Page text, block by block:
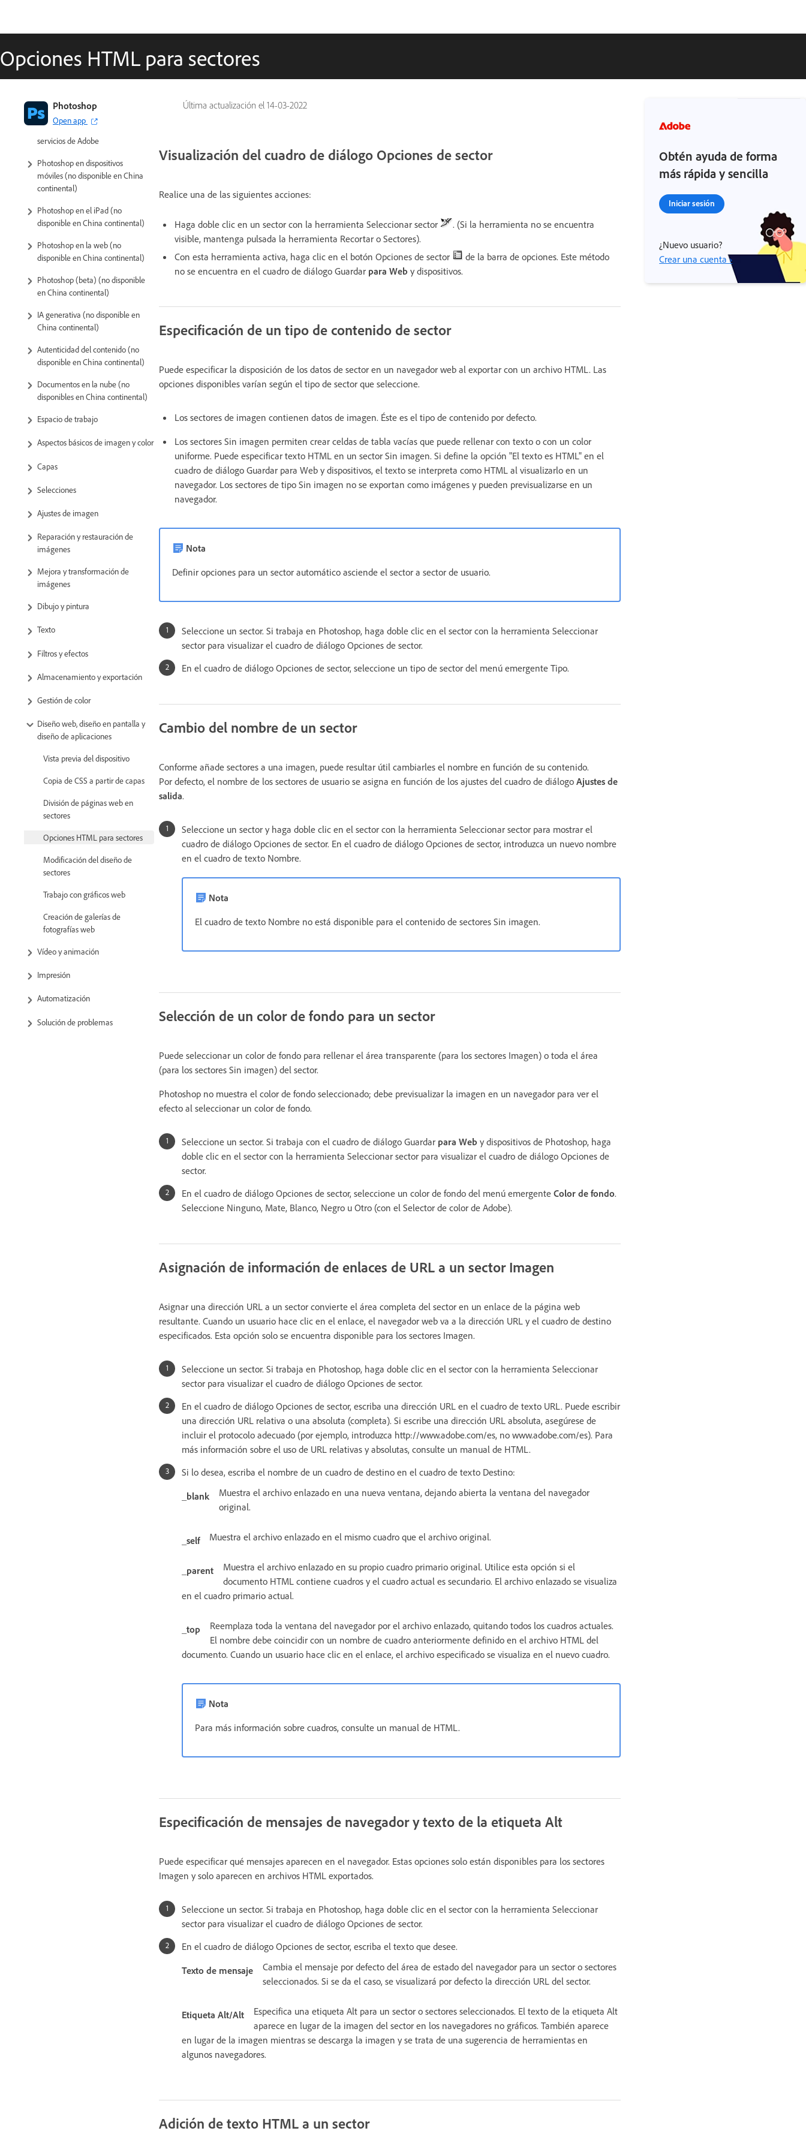
Opciones HTML para sectores
Última actualización el 14-03-2022
Photoshop
Open app
Introducción a Photoshop
Photoshop y otros productos y
servicios de Adobe
Photoshop en dispositivos
móviles (no disponible en China
continental)
Photoshop en el iPad (no
disponible en China continental)
Photoshop en la web (no
disponible en China continental)
Photoshop (beta) (no disponible
en China continental)
IA generativa (no disponible en
China continental)
Autenticidad del contenido (no
disponible en China continental)
Documentos en la nube (no
disponibles en China continental)
Espacio de trabajo
Aspectos básicos de imagen y color
Capas
Selecciones
Ajustes de imagen
Reparación y restauración de
imágenes
Mejora y transformación de
imágenes
Dibujo y pintura
Texto
Filtros y efectos
Almacenamiento y exportación
Gestión de color
Diseño web, diseño en pantalla y
diseño de aplicaciones
Vista previa del dispositivo
Copia de CSS a partir de capas
División de páginas web en
sectores
Opciones HTML para sectores
Modificación del diseño de
sectores
Trabajo con gráficos web
Creación de galerías de
fotografías web
Vídeo y animación
Impresión
Automatización
Solución de problemas
Visualización del cuadro de diálogo Opciones de sector
Realice una de las siguientes acciones:
Haga doble clic en un sector con la herramienta Seleccionar sector
. (Si la herramienta no se encuentra
visible, mantenga pulsada la herramienta Recortar o Sectores).
Con esta herramienta activa, haga clic en el botón Opciones de sector
de la barra de opciones. Este método
no se encuentra en el cuadro de diálogo Guardar para Web y dispositivos.
Especificación de un tipo de contenido de sector
Puede especificar la disposición de los datos de sector en un navegador web al exportar con un archivo HTML. Las
opciones disponibles varían según el tipo de sector que seleccione.
Los sectores de imagen contienen datos de imagen. Éste es el tipo de contenido por defecto.
Los sectores Sin imagen permiten crear celdas de tabla vacías que puede rellenar con texto o con un color
uniforme. Puede especificar texto HTML en un sector Sin imagen. Si define la opción "El texto es HTML" en el
cuadro de diálogo Guardar para Web y dispositivos, el texto se interpreta como HTML al visualizarlo en un
navegador. Los sectores de tipo Sin imagen no se exportan como imágenes y pueden previsualizarse en un
navegador.
Nota
Definir opciones para un sector automático asciende el sector a sector de usuario.
Seleccione un sector. Si trabaja en Photoshop, haga doble clic en el sector con la herramienta Seleccionar
sector para visualizar el cuadro de diálogo Opciones de sector.
En el cuadro de diálogo Opciones de sector, seleccione un tipo de sector del menú emergente Tipo.
Cambio del nombre de un sector
Conforme añade sectores a una imagen, puede resultar útil cambiarles el nombre en función de su contenido.
Por defecto, el nombre de los sectores de usuario se asigna en función de los ajustes del cuadro de diálogo Ajustes de
salida.
Seleccione un sector y haga doble clic en el sector con la herramienta Seleccionar sector para mostrar el
cuadro de diálogo Opciones de sector. En el cuadro de diálogo Opciones de sector, introduzca un nuevo nombre
en el cuadro de texto Nombre.
Nota
El cuadro de texto Nombre no está disponible para el contenido de sectores Sin imagen.
Selección de un color de fondo para un sector
Puede seleccionar un color de fondo para rellenar el área transparente (para los sectores Imagen) o toda el área
(para los sectores Sin imagen) del sector.
Photoshop no muestra el color de fondo seleccionado; debe previsualizar la imagen en un navegador para ver el
efecto al seleccionar un color de fondo.
Seleccione un sector. Si trabaja con el cuadro de diálogo Guardar para Web y dispositivos de Photoshop, haga
doble clic en el sector con la herramienta Seleccionar sector para visualizar el cuadro de diálogo Opciones de
sector.
En el cuadro de diálogo Opciones de sector, seleccione un color de fondo del menú emergente Color de fondo.
Seleccione Ninguno, Mate, Blanco, Negro u Otro (con el Selector de color de Adobe).
Asignación de información de enlaces de URL a un sector Imagen
Asignar una dirección URL a un sector convierte el área completa del sector en un enlace de la página web
resultante. Cuando un usuario hace clic en el enlace, el navegador web va a la dirección URL y el cuadro de destino
especificados. Esta opción solo se encuentra disponible para los sectores Imagen.
Seleccione un sector. Si trabaja en Photoshop, haga doble clic en el sector con la herramienta Seleccionar
sector para visualizar el cuadro de diálogo Opciones de sector.
En el cuadro de diálogo Opciones de sector, escriba una dirección URL en el cuadro de texto URL. Puede escribir
una dirección URL relativa o una absoluta (completa). Si escribe una dirección URL absoluta, asegúrese de
incluir el protocolo adecuado (por ejemplo, introduzca http://www.adobe.com/es, no www.adobe.com/es). Para
más información sobre el uso de URL relativas y absolutas, consulte un manual de HTML.
Si lo desea, escriba el nombre de un cuadro de destino en el cuadro de texto Destino:
_blank
Muestra el archivo enlazado en una nueva ventana, dejando abierta la ventana del navegador
original.
_self Muestra el archivo enlazado en el mismo cuadro que el archivo original.
_parent
Muestra el archivo enlazado en su propio cuadro primario original. Utilice esta opción si el
documento HTML contiene cuadros y el cuadro actual es secundario. El archivo enlazado se visualiza
en el cuadro primario actual.
_top
Reemplaza toda la ventana del navegador por el archivo enlazado, quitando todos los cuadros actuales.
El nombre debe coincidir con un nombre de cuadro anteriormente definido en el archivo HTML del
documento. Cuando un usuario hace clic en el enlace, el archivo especificado se visualiza en el nuevo cuadro.
Nota
Para más información sobre cuadros, consulte un manual de HTML.
Especificación de mensajes de navegador y texto de la etiqueta Alt
Puede especificar qué mensajes aparecen en el navegador. Estas opciones solo están disponibles para los sectores
Imagen y solo aparecen en archivos HTML exportados.
Seleccione un sector. Si trabaja en Photoshop, haga doble clic en el sector con la herramienta Seleccionar
sector para visualizar el cuadro de diálogo Opciones de sector.
En el cuadro de diálogo Opciones de sector, escriba el texto que desee.
Texto de mensaje
Cambia el mensaje por defecto del área de estado del navegador para un sector o sectores
seleccionados. Si se da el caso, se visualizará por defecto la dirección URL del sector.
Etiqueta Alt/Alt
Especifica una etiqueta Alt para un sector o sectores seleccionados. El texto de la etiqueta Alt
aparece en lugar de la imagen del sector en los navegadores no gráficos. También aparece
en lugar de la imagen mientras se descarga la imagen y se trata de una sugerencia de herramientas en
algunos navegadores.
Adición de texto HTML a un sector
Obtén ayuda de forma
más rápida y sencilla
Iniciar sesión
¿Nuevo usuario?
Crear una cuenta ›